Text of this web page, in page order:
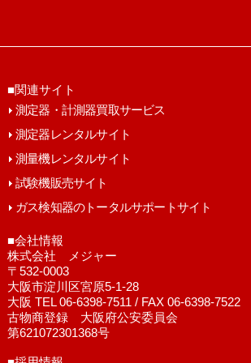
■関連サイト
測定器・計測器買取サービス
測定器レンタルサイト
測量機レンタルサイト
試験機販売サイト
ガス検知器のトータルサポートサイト
■会社情報
株式会社 メジャー
〒532-0003
大阪市淀川区宮原5-1-28
大阪 TEL 06-6398-7511 / FAX 06-6398-7522
古物商登録 大阪府公安委員会
第621072301368号